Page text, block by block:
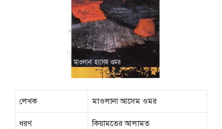
লেখক মাওলানা আসেম ওমর
ধরণ কিয়ামতের আলামত